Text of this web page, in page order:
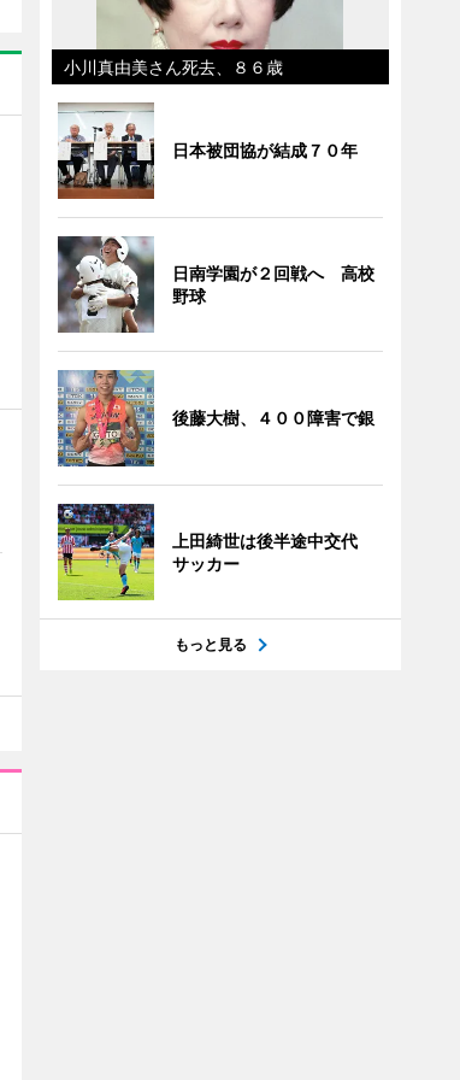
小川真由美さん死去、８６歳
日本被団協が結成７０年
日南学園が２回戦へ 高校
野球
後藤大樹、４００障害で銀
上田綺世は後半途中交代
サッカー
もっと見る